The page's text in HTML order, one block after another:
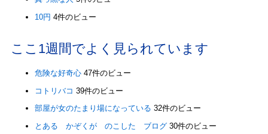
10円 4件のビュー
ここ1週間でよく見られています
危険な好奇心 47件のビュー
コトリバコ 39件のビュー
部屋が女のたまり場になっている 32件のビュー
とある かぞくが のこした ブログ 30件のビュー